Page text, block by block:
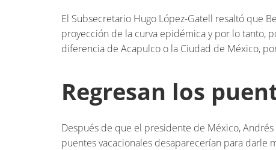
El Subsecretario Hugo López-Gatell resaltó que
proyección de la curva epidémica y por lo tanto,
diferencia de Acapulco o la Ciudad de México,
Regresan los
Después de que el presidente de México,
puentes vacacionales desaparecerían para darle